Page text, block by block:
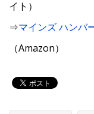
イト）
⇒マインズ ハンバ
（Amazon）